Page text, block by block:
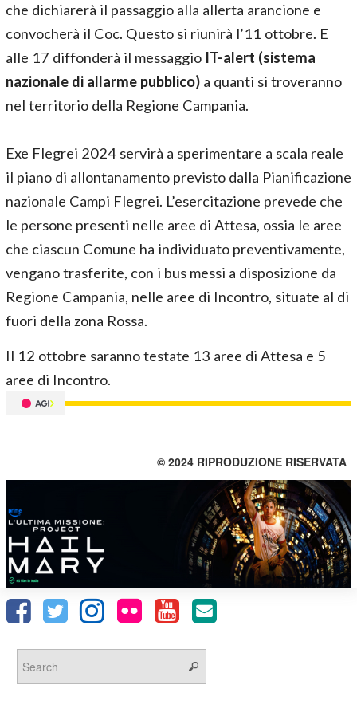
che dichiarerà il passaggio alla allerta arancione e
convocherà il Coc. Questo si riunirà l’11 ottobre. E
alle 17 diffonderà il messaggio IT-alert (sistema
nazionale di allarme pubblico) a quanti si troveranno
nel territorio della Regione Campania.
Exe Flegrei 2024 servirà a sperimentare a scala reale
il piano di allontanamento previsto dalla Pianificazione
nazionale Campi Flegrei. L’esercitazione prevede che
le persone presenti nelle aree di Attesa, ossia le aree
che ciascun Comune ha individuato preventivamente,
vengano trasferite, con i bus messi a disposizione da
Regione Campania, nelle aree di Incontro, situate al di
fuori della zona Rossa.
Il 12 ottobre saranno testate 13 aree di Attesa e 5
aree di Incontro.
© 2024 RIPRODUZIONE RISERVATA